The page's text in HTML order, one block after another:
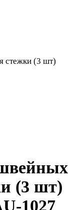
стежки (3 шт)
(3 шт)
1027